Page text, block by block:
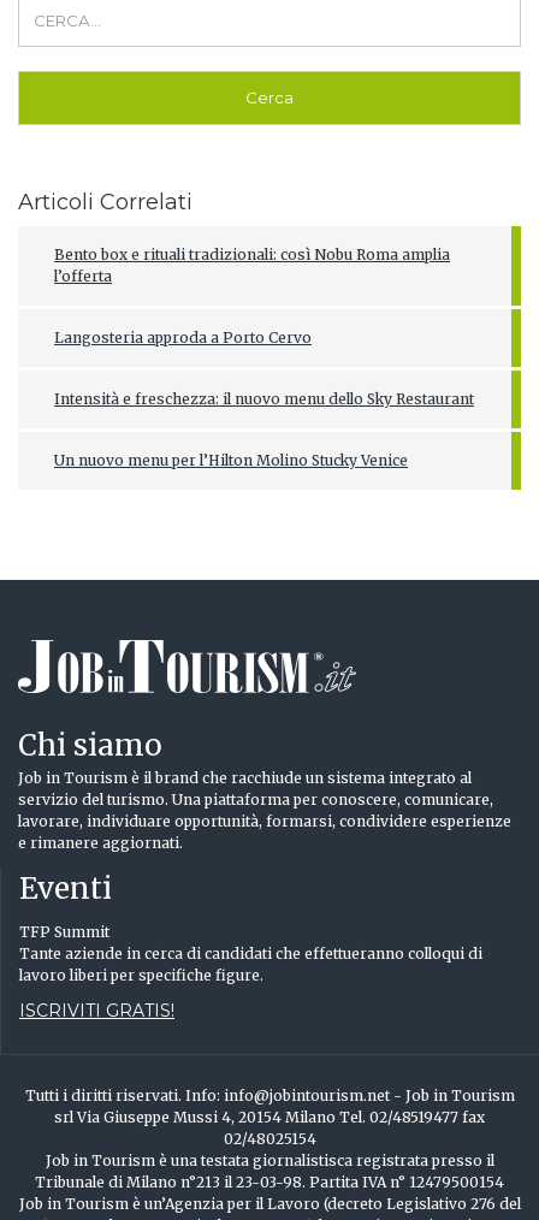
Articoli Correlati
Bento box e rituali tradizionali: così Nobu Roma amplia
l’offerta
Langosteria approda a Porto Cervo
Intensità e freschezza: il nuovo menu dello Sky Restaurant
Un nuovo menu per l’Hilton Molino Stucky Venice
Chi siamo
Job in Tourism è il brand che racchiude un sistema integrato al
servizio del turismo. Una piattaforma per conoscere, comunicare,
lavorare, individuare opportunità, formarsi, condividere esperienze
e rimanere aggiornati.
Eventi
TFP Summit
Tante aziende in cerca di candidati che effettueranno colloqui di
lavoro liberi per specifiche figure.
ISCRIVITI GRATIS!
Tutti i diritti riservati. Info: info@jobintourism.net - Job in Tourism
srl Via Giuseppe Mussi 4, 20154 Milano Tel. 02/48519477 fax
02/48025154
Job in Tourism è una testata giornalistisca registrata presso il
Tribunale di Milano n°213 il 23-03-98. Partita IVA n° 12479500154
Job in Tourism è un’Agenzia per il Lavoro (decreto Legislativo 276 del